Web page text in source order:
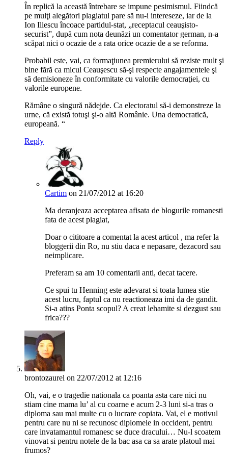
În replică la această întrebare se impune pesimismul. Fiindcă
pe mulţi alegători plagiatul pare să nu-i intereseze, iar de la
Ion Iliescu încoace partidul-stat, „receptacul ceauşisto-
securist”, după cum nota deunăzi un comentator german, n-a
scăpat nici o ocazie de a rata orice ocazie de a se reforma.
Probabil este, vai, ca formaţiunea premierului să reziste mult şi
bine fără ca micul Ceauşescu să-şi respecte angajamentele şi
să demisioneze în conformitate cu valorile democraţiei, cu
valorile europene.
Rămâne o singură nădejde. Ca electoratul să-i demonstreze la
urne, că există totuşi şi-o altă Românie. Una democratică,
europeană. “
Reply
Cartim on 21/07/2012 at 16:20
Ma deranjeaza acceptarea afisata de blogurile romanesti
fata de acest plagiat,
Doar o cititoare a comentat la acest articol , ma refer la
bloggerii din Ro, nu stiu daca e nepasare, dezacord sau
neimplicare.
Preferam sa am 10 comentarii anti, decat tacere.
Ce spui tu Henning este adevarat si toata lumea stie
acest lucru, faptul ca nu reactioneaza imi da de gandit.
Si-a atins Ponta scopul? A creat lehamite si dezgust sau
frica???
brontozaurel on 22/07/2012 at 12:16
Oh, vai, e o tragedie nationala ca poanta asta care nici nu
stiam cine mama lu’ al cu coarne e acum 2-3 luni si-a tras o
diploma sau mai multe cu o lucrare copiata. Vai, el e motivul
pentru care nu ni se recunosc diplomele in occident, pentru
care invatamantul romanesc se duce dracului… Nu-l scoatem
vinovat si pentru notele de la bac asa ca sa arate platoul mai
frumos?